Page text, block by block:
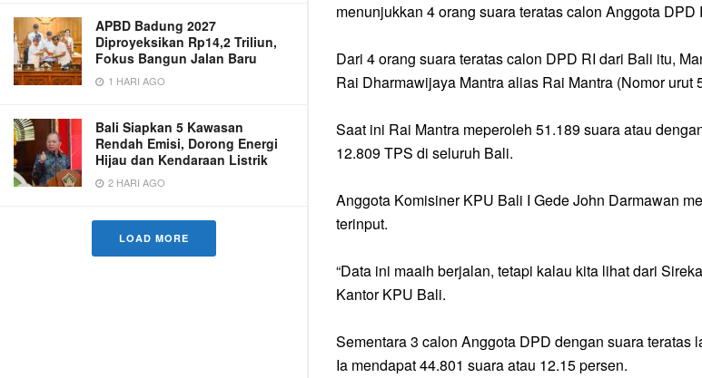
APBD Badung 2027
Diproyeksikan Rp14,2 Triliun,
Fokus Bangun Jalan Baru
1 HARI AGO
Bali Siapkan 5 Kawasan
Rendah Emisi, Dorong Energi
Hijau dan Kendaraan Listrik
2 HARI AGO
LOAD MORE
menunjukkan 4 orang suara teratas calon Anggota DPD
Dari 4 orang suara teratas calon DPD RI dari Bali itu,
Rai Dharmawijaya Mantra alias Rai Mantra (Nomor urut
Saat ini Rai Mantra meperoleh 51.189 suara atau
12.809 TPS di seluruh Bali.
Anggota Komisiner KPU Bali I Gede John Darmawan
terinput.
“Data ini maaih berjalan, tetapi kalau kita lihat dari
Kantor KPU Bali.
Sementara 3 calon Anggota DPD dengan suara teratas
Ia mendapat 44.801 suara atau 12.15 persen.